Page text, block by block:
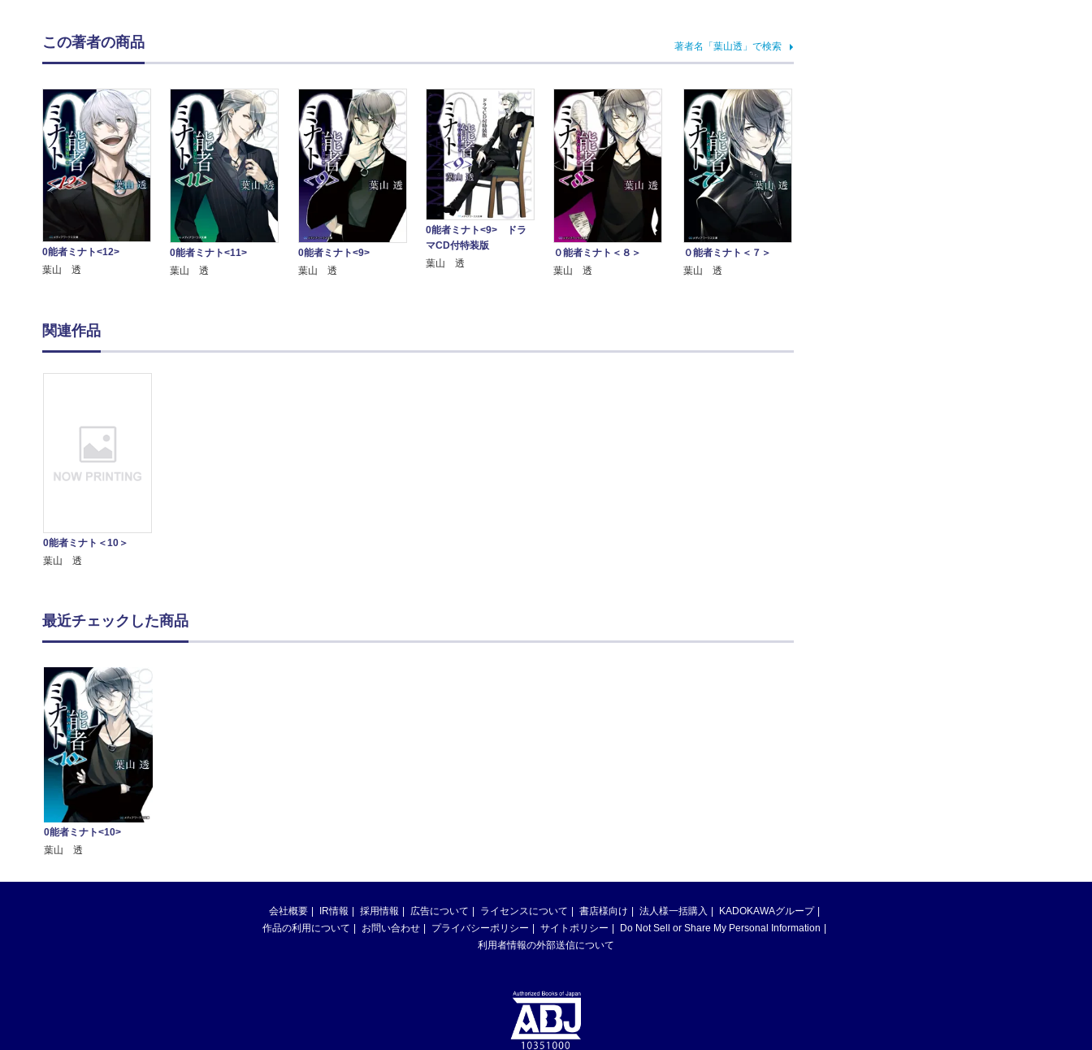
この著者の商品 著者名「葉山透」で検索
0能者ミナト<12>
葉山 透
0能者ミナト<11>
葉山 透
0能者ミナト<9>
葉山 透
0能者ミナト<9> ドラ
マCD付特装版
葉山 透
０能者ミナト＜８＞
葉山 透
０能者ミナト＜７＞
葉山 透
関連作品
0能者ミナト＜10＞
葉山 透
最近チェックした商品
0能者ミナト<10>
葉山 透
会社概要 IR情報 採用情報 広告について ライセンスについて 書店様向け 法人様一括購入
KADOKAWAグループ
作品の利用について
お問い合わせ プライバシーポリシー サイトポリシー
Do Not Sell or Share My Personal Information
利用者情報の外部送信について